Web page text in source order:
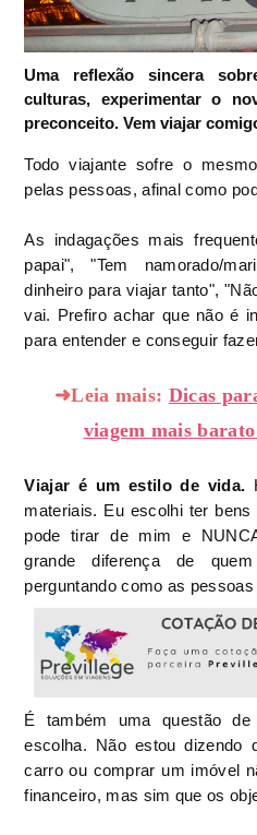
Uma reflexão sincera
culturas, experimentar o
preconceito. Vem viajar
Todo viajante sofre o
pelas pessoas, afinal como
As indagações mais
papai", "Tem namorado/
dinheiro para viajar tanto",
vai. Prefiro achar que não é
para entender e conseguir
➜Leia mais: Dicas
viagem mais
Viajar é um estilo de vida.
materiais. Eu escolhi ter
pode tirar de mim e
grande diferença de
perguntando como as
É também uma questão de
escolha. Não estou dizendo
carro ou comprar um imóvel
financeiro, mas sim que os